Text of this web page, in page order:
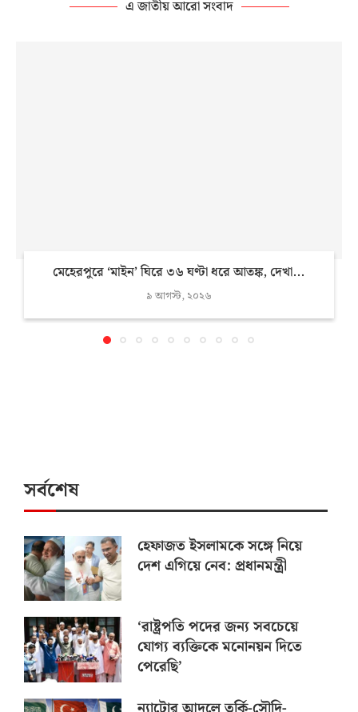
এ জাতীয় আরো সংবাদ
মেহেরপুরে ‘মাইন’ ঘিরে ৩৬ ঘণ্টা ধরে আতঙ্ক, দেখা...
৯ আগস্ট, ২০২৬
সর্বশেষ
হেফাজত ইসলামকে সঙ্গে নিয়ে
দেশ এগিয়ে নেব: প্রধানমন্ত্রী
‘রাষ্ট্রপতি পদের জন্য সবচেয়ে
যোগ্য ব্যক্তিকে মনোনয়ন দিতে
পেরেছি’